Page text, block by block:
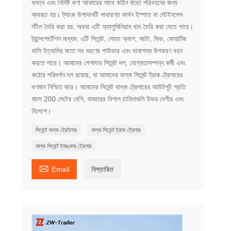
ঘনত্ব এবং নির্দিষ্ট কণা আকারের সাথে কঠিন গুঁড়ো পরিবহনের জন্য
ব্যবহৃত হয়। ট্যাংক উপাদানটি সাধারণত কার্বন ইস্পাত বা স্টেইনলেস
স্টীল তৈরি করা হয়, অথবা এটি অ্যালুমিনিয়াম খাদ তৈরি করা যেতে পারে।
ট্রান্সপোর্টেশন মাধ্যম: এটি সিমেন্ট, সোডা অ্যাশ, আটা, ফিড, কোয়ার্টজ
বালি ইত্যাদির মতো সব ধরণের পাউডার এবং দানাশস্য উপকরণ বহন
করতে পারে। আমাদের পেশাদার সিমেন্ট দল, যোগ্যতাসম্পন্ন কর্মী এবং
কঠোর পরিদর্শন দল রয়েছে, যা আমাদের বাল্ক সিমেন্ট ট্রাক ট্রেলারের
গুণমান নিশ্চিত করে। আমাদের সিমেন্ট বাল্ক ট্রেলারের আউটপুট প্রতি
মাসে 200 সেটের বেশি, বাজারের বিশাল চাহিদাগুলি উভয় দেশীয় এবং
বিদেশে।
সিমেন্ট বাল্ক ট্রেইলার বাল্ক সিমেন্ট ট্রাক ট্রেলার
বাল্ক সিমেন্ট ট্যাঙ্কার ট্রেলার
 Email বিস্তারিত